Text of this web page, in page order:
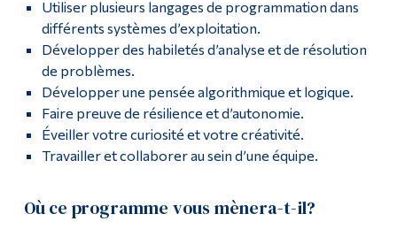
Utiliser plusieurs langages de programmation dans
différents systèmes d’exploitation.
Développer des habiletés d’analyse et de résolution
de problèmes.
Développer une pensée algorithmique et logique.
Faire preuve de résilience et d’autonomie.
Éveiller votre curiosité et votre créativité.
Travailler et collaborer au sein d’une équipe.
Où ce programme vous mènera-t-il?